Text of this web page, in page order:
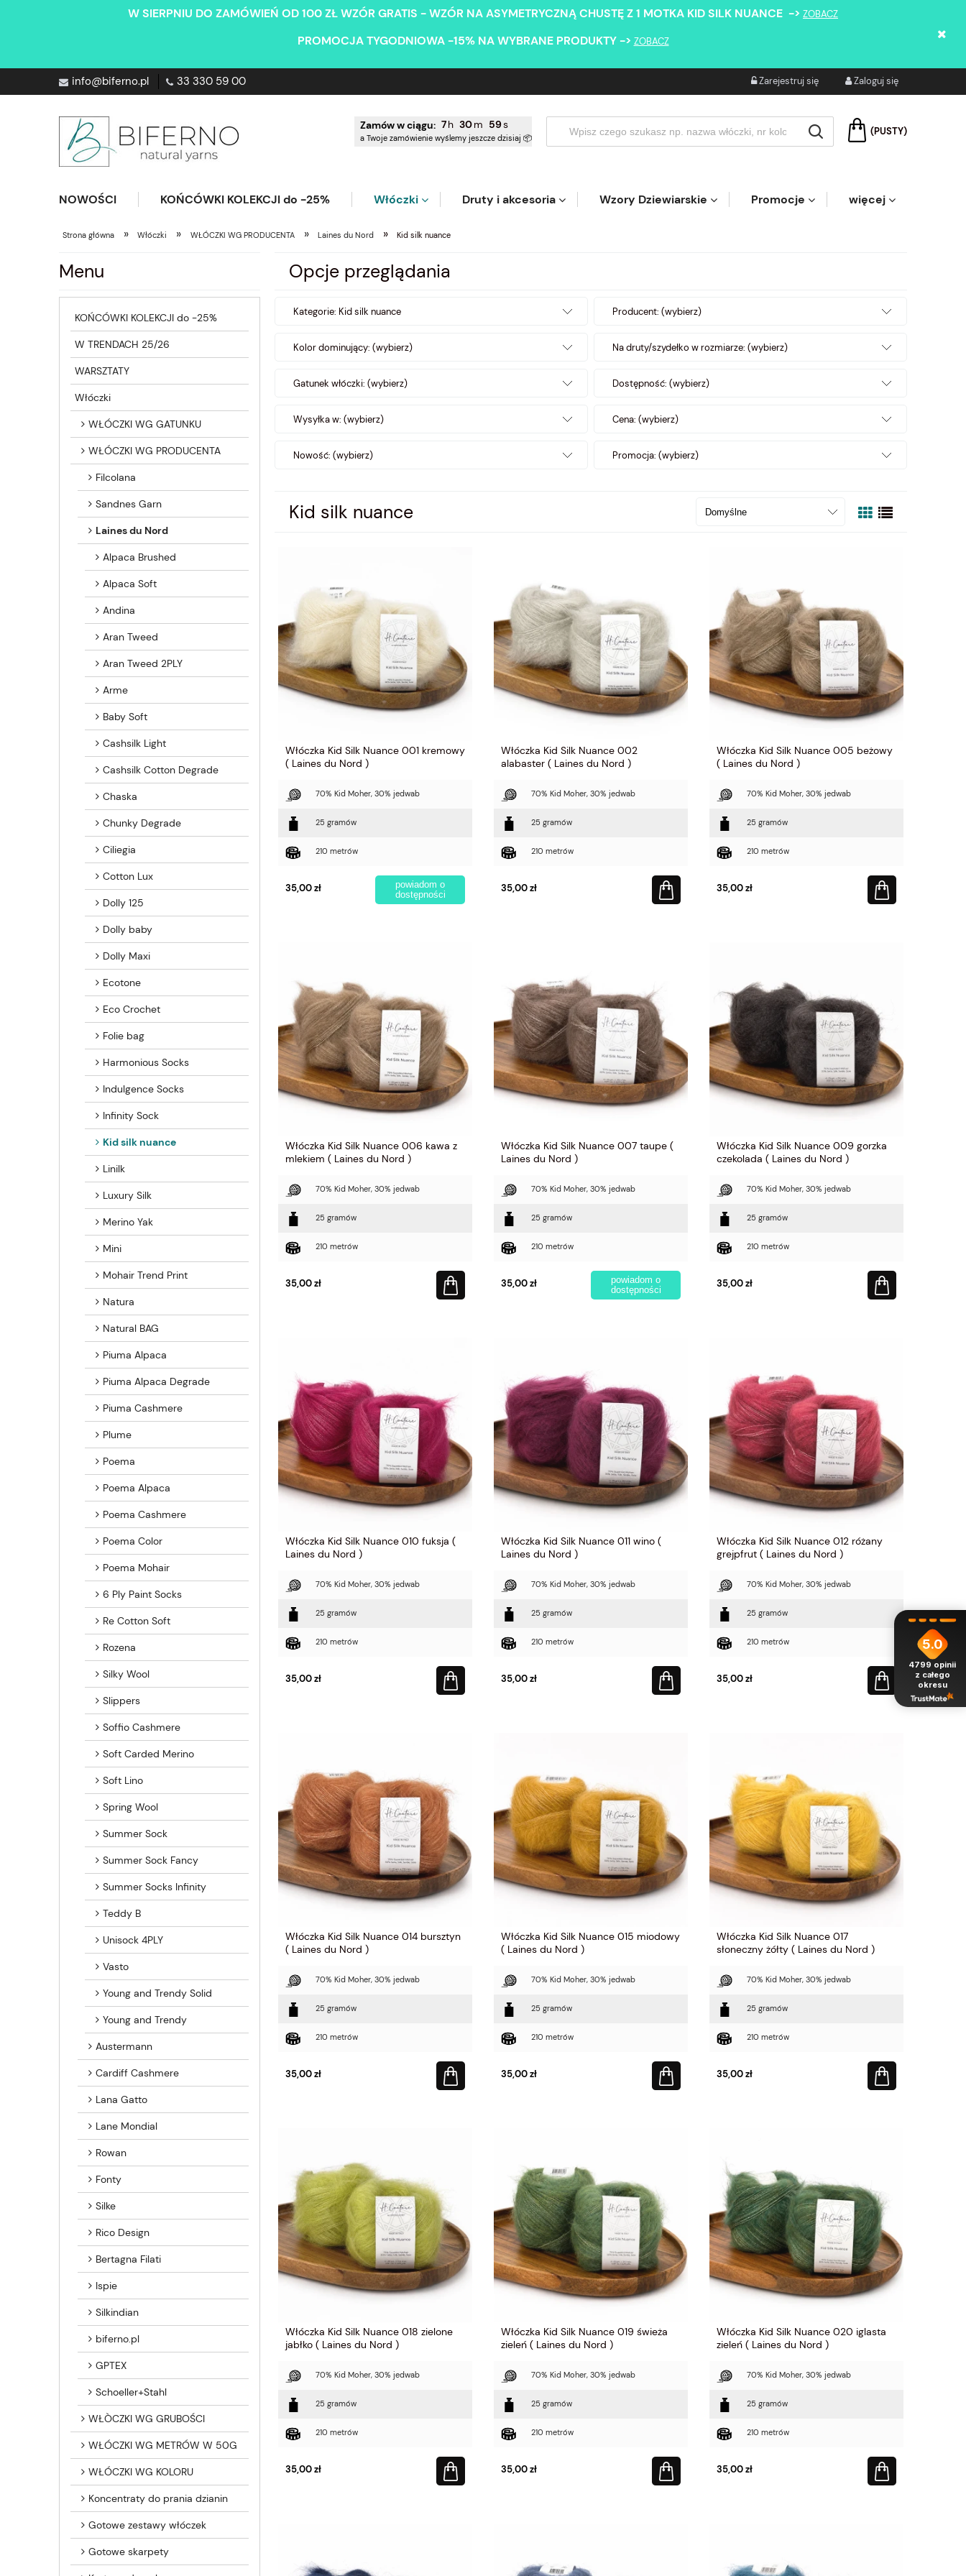
W SIERPNIU DO ZAMÓWIEŃ OD 100 ZŁ WZÓR GRATIS - WZÓR NA ASYMETRYCZNĄ CHUSTĘ Z 1 MOTKA KID SILK NUANCE -> ZOBACZ
PROMOCJA TYGODNIOWA -15% NA WYBRANE PRODUKTY -> ZOBACZ
info@biferno.pl 33 330 59 00 Zarejestruj się Zaloguj się
(PUSTY)
Zamów w ciągu: 7 30 58
a Twoje zamówienie wyślemy jeszcze dzisiaj 📦
NOWOŚCI KOŃCÓWKI KOLEKCJI do -25% Włóczki Druty i akcesoria Wzory Dziewiarskie Promocje więcej
Strona główna » Włóczki » WŁÓCZKI WG PRODUCENTA » Laines du Nord » Kid silk nuance
Menu
KOŃCÓWKI KOLEKCJI do -25%
W TRENDACH 25/26
WARSZTATY
Włóczki
WŁÓCZKI WG GATUNKU
WŁÓCZKI WG PRODUCENTA
Filcolana
Sandnes Garn
Laines du Nord
Alpaca Brushed
Alpaca Soft
Andina
Aran Tweed
Aran Tweed 2PLY
Arme
Baby Soft
Cashsilk Light
Cashsilk Cotton Degrade
Chaska
Chunky Degrade
Ciliegia
Cotton Lux
Dolly 125
Dolly baby
Dolly Maxi
Ecotone
Eco Crochet
Folie bag
Harmonious Socks
Indulgence Socks
Infinity Sock
Kid silk nuance
Linilk
Luxury Silk
Merino Yak
Mini
Mohair Trend Print
Natura
Natural BAG
Piuma Alpaca
Piuma Alpaca Degrade
Piuma Cashmere
Plume
Poema
Poema Alpaca
Poema Cashmere
Poema Color
Poema Mohair
6 Ply Paint Socks
Re Cotton Soft
Rozena
Silky Wool
Slippers
Soffio Cashmere
Soft Carded Merino
Soft Lino
Spring Wool
Summer Sock
Summer Sock Fancy
Summer Socks Infinity
Teddy B
Unisock 4PLY
Vasto
Young and Trendy Solid
Young and Trendy
Austermann
Cardiff Cashmere
Lana Gatto
Lane Mondial
Rowan
Fonty
Silke
Rico Design
Bertagna Filati
Ispie
Silkindian
biferno.pl
GPTEX
Schoeller+Stahl
WŁÒCZKI WG GRUBOŚCI
WŁÓCZKI WG METRÓW W 50G
WŁÓCZKI WG KOLORU
Koncentraty do prania dzianin
Gotowe zestawy włóczek
Gotowe skarpety
Opcje przeglądania
Kategorie: Kid silk nuance Producent: (wybierz)
Kolor dominujący: (wybierz) Na druty/szydełko w rozmiarze: (wybierz)
Gatunek włóczki: (wybierz) Dostępność: (wybierz)
Wysyłka w: (wybierz) Cena: (wybierz)
Nowość: (wybierz) Promocja: (wybierz)
Kid silk nuance
Włóczka Kid Silk Nuance 001 kremowy
( Laines du Nord )
70% Kid Moher, 30% jedwab
25 gramów
210 metrów
35,00 zł
powiadom o
dostępności
Włóczka Kid Silk Nuance 002
alabaster ( Laines du Nord )
70% Kid Moher, 30% jedwab
25 gramów
210 metrów
35,00 zł
Włóczka Kid Silk Nuance 005 beżowy
( Laines du Nord )
70% Kid Moher, 30% jedwab
25 gramów
210 metrów
35,00 zł
Włóczka Kid Silk Nuance 006 kawa z
mlekiem ( Laines du Nord )
70% Kid Moher, 30% jedwab
25 gramów
210 metrów
35,00 zł
Włóczka Kid Silk Nuance 007 taupe (
Laines du Nord )
70% Kid Moher, 30% jedwab
25 gramów
210 metrów
35,00 zł
powiadom o
dostępności
Włóczka Kid Silk Nuance 009 gorzka
czekolada ( Laines du Nord )
70% Kid Moher, 30% jedwab
25 gramów
210 metrów
35,00 zł
Włóczka Kid Silk Nuance 010 fuksja (
Laines du Nord )
70% Kid Moher, 30% jedwab
25 gramów
210 metrów
35,00 zł
Włóczka Kid Silk Nuance 011 wino (
Laines du Nord )
70% Kid Moher, 30% jedwab
25 gramów
210 metrów
35,00 zł
Włóczka Kid Silk Nuance 012 różany
grejpfrut ( Laines du Nord )
70% Kid Moher, 30% jedwab
25 gramów
210 metrów
35,00 zł
Włóczka Kid Silk Nuance 014 bursztyn
( Laines du Nord )
70% Kid Moher, 30% jedwab
25 gramów
210 metrów
35,00 zł
Włóczka Kid Silk Nuance 015 miodowy
( Laines du Nord )
70% Kid Moher, 30% jedwab
25 gramów
210 metrów
35,00 zł
Włóczka Kid Silk Nuance 017
słoneczny żółty ( Laines du Nord )
70% Kid Moher, 30% jedwab
25 gramów
210 metrów
35,00 zł
Włóczka Kid Silk Nuance 018 zielone
jabłko ( Laines du Nord )
70% Kid Moher, 30% jedwab
25 gramów
210 metrów
35,00 zł
Włóczka Kid Silk Nuance 019 świeża
zieleń ( Laines du Nord )
70% Kid Moher, 30% jedwab
25 gramów
210 metrów
35,00 zł
Włóczka Kid Silk Nuance 020 iglasta
zieleń ( Laines du Nord )
70% Kid Moher, 30% jedwab
25 gramów
210 metrów
35,00 zł
5.0
4799 opinii
z całego
okresu